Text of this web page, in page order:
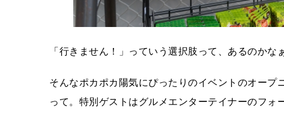
「行きません！」っていう選択肢って、あるのかな
そんなポカポカ陽気にぴったりのイベントのオー
って。特別ゲストはグルメエンターテイナーのフォ